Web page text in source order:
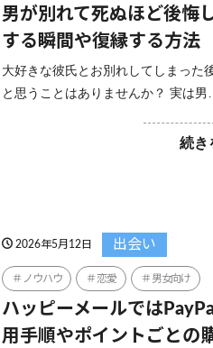
男が別れて死ぬほど後悔
する瞬間や復縁する方法
大好きな彼氏とお別れしてしまった
と思うことはありませんか？ 実は
続き
2026年5月12日 出会い
ノウハウ 恋愛 男女向け
ハッピーメールでは
用手順やポイントごとの